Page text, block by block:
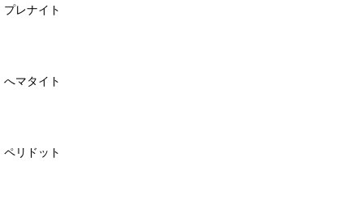
プレナイト
へマタイト
ペリドット